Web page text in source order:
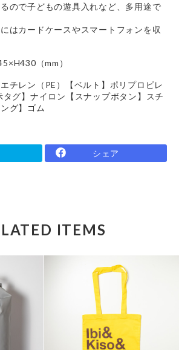
ので子どもの遊具入れなど、多用途で
はカードケースやスマートフォンを収
（mm）
チレン（PE）【ベルト】ポリプロピレ
タグ】ナイロン【スナップボタン】スチ
グ】ゴム
シェア
ITEMS